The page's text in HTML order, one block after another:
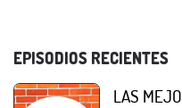
EPISODIOS RECIENTES
LAS